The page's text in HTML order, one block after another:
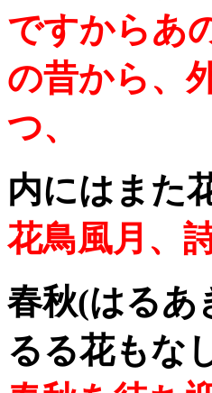
ですからあ
の昔から、
つ、
内にはまた
花鳥風月、
春秋(はるあ
るる花もな